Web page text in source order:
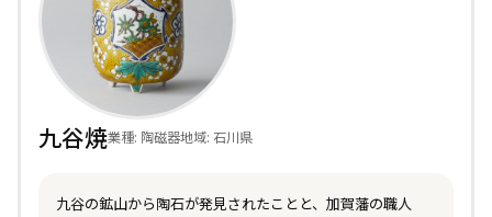
九谷焼業種: 陶磁器地域: 石川県
九谷の鉱山から陶石が発見されたことと、加賀藩の職人